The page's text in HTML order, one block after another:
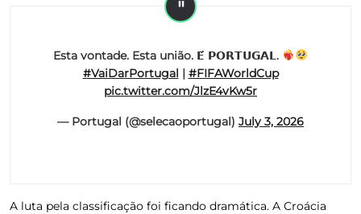
Esta vontade. Esta união. 𝗘́ 𝗣𝗢𝗥𝗧𝗨𝗚𝗔𝗟.
#VaiDarPortugal | #FIFAWorldCup
pic.twitter.com/JlzE4vKw5r
— Portugal (@selecaoportugal) July 3, 2026
A luta pela classificação foi ficando dramática. A Croácia